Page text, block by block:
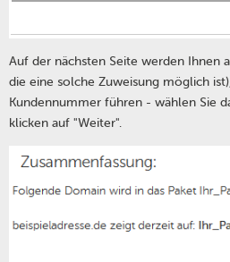
Auf der nächsten Seite werden Ihnen
die eine solche Zuweisung möglich
Kundennummer führen - wählen Sie
klicken auf "Weiter".